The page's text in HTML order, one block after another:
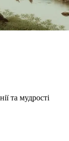
та мудрості